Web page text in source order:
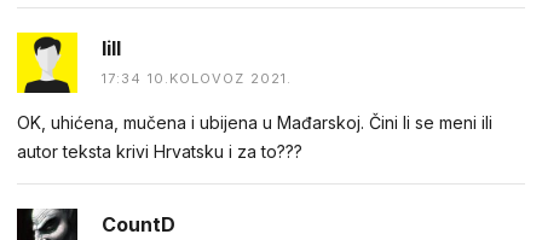
lill
17:34 10.KOLOVOZ 2021.
OK, uhićena, mučena i ubijena u Mađarskoj. Čini li se meni ili
autor teksta krivi Hrvatsku i za to???
CountD